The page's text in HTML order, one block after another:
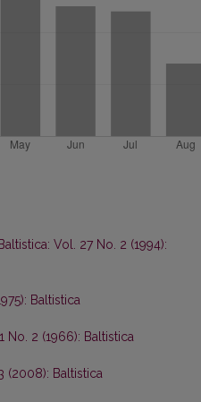
Baltistica: Vol. 27 No. 2 (1994):
Baltistica
No. 2 (1966): Baltistica
(2008): Baltistica